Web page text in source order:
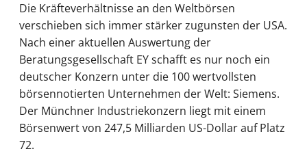
Die Kräfteverhältnisse an den Weltbörsen
verschieben sich immer stärker zugunsten der USA.
Nach einer aktuellen Auswertung der
Beratungsgesellschaft EY schafft es nur noch ein
deutscher Konzern unter die 100 wertvollsten
börsennotierten Unternehmen der Welt: Siemens.
Der Münchner Industriekonzern liegt mit einem
Börsenwert von 247,5 Milliarden US-Dollar auf Platz
72.